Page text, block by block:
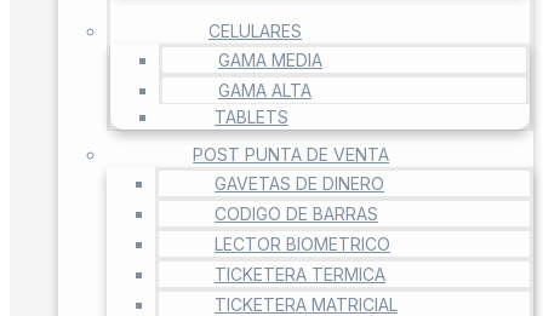
CELULARES
GAMA MEDIA
GAMA ALTA
TABLETS
POST PUNTA DE VENTA
GAVETAS DE DINERO
CODIGO DE BARRAS
LECTOR BIOMETRICO
TICKETERA TERMICA
TICKETERA MATRICIAL